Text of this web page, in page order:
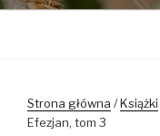
Strona główna /Książki
Efezjan, tom 3